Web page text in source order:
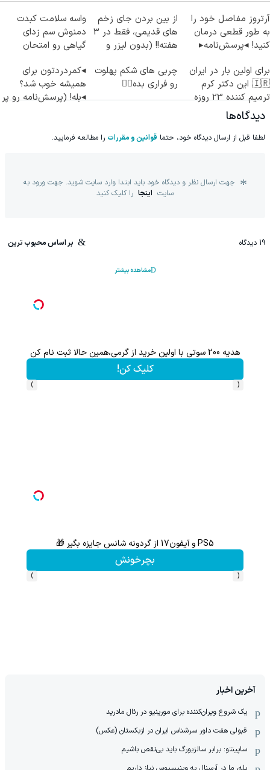
آرتروز مفاصل خود را
به طور قطعی درمان
کنید! ◂پرسش‌نامه▸
از بین بردن جای زخم
های قدیمی، فقط در 3
هفته!! (بدون لیزر و
واسه سلامت کبدت
دمنوش سم زدای
گیاهی رو امتحان
برای اولین بار در ایران
🇮🇷 این دکتر کرم
ترمیم کننده 23 روزه
ساخت!
چربی های شکم پهلوت
رو فراری بده👌🏻
◂کمردردتون برای
همیشه خوب شد؟
◂بله! (پرسش‌نامه رو پر
دیدگاه‌ها
لطفا قبل از ارسال دیدگاه خود، حتما قوانین و مقررات را مطالعه فرمایید.
جهت ارسال نظر و دیدگاه خود باید ابتدا وارد سایت شوید. جهت ورود به
سایت اینجا را کلیک کنید
19 دیدگاه بر اساس محبوب ترین
مشاهده بیشتر
هدیه 200 سوتی با اولین خرید از گرمی،همین حالا ثبت نام کن
کلیک کن!
‹
›
PS5 و آیفون17 از گردونه شانس جایزه بگیر 🎁
بچرخونش
‹
›
آخرین اخبار
یک شروع ویران‌کننده برای مورینیو در رئال مادرید
قبولی هفت داور سرشناس ایران در ازبکستان (عکس)
ساپینتو: برابر سالزبورگ باید بی‌نقص باشیم